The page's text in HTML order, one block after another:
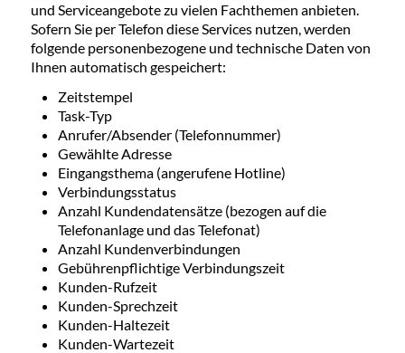
und Serviceangebote zu vielen Fachthemen anbieten.
Sofern Sie per Telefon diese Services nutzen, werden
folgende personenbezogene und technische Daten von
Ihnen automatisch gespeichert:
Zeitstempel
Task-Typ
Anrufer/Absender (Telefonnummer)
Gewählte Adresse
Eingangsthema (angerufene Hotline)
Verbindungsstatus
Anzahl Kundendatensätze (bezogen auf die
Telefonanlage und das Telefonat)
Anzahl Kundenverbindungen
Gebührenpflichtige Verbindungszeit
Kunden-Rufzeit
Kunden-Sprechzeit
Kunden-Haltezeit
Kunden-Wartezeit